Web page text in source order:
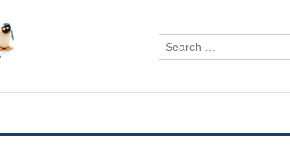
検
索: